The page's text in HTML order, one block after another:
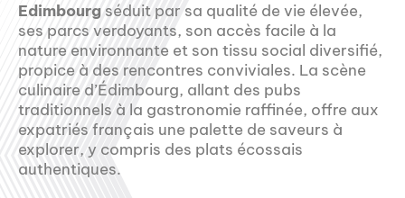
Edimbourgséduit par sa qualité de vie élevée,
ses parcs verdoyants, son accès facile à la
nature environnante et son tissu social diversifié,
propice à des rencontres conviviales. La scène
culinaire d’Édimbourg, allant des pubs
traditionnels à la gastronomie raffinée, offre aux
expatriés français une palette de saveurs à
explorer, y compris des plats écossais
authentiques.